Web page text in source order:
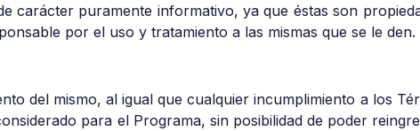
carácter puramente informativo, ya que éstas son
por el uso y tratamiento a las mismas que se le den.
del mismo, al igual que cualquier incumplimiento a los
para el Programa, sin posibilidad de poder